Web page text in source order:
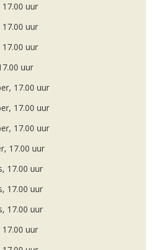
uur
uur
uur
uur
17.00 uur
17.00 uur
17.00 uur
17.00 uur
17.00 uur
17.00 uur
17.00 uur
uur